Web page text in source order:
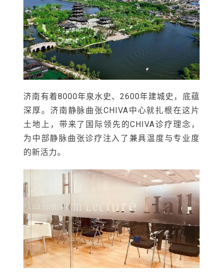
济南有着8000年泉水史、2600年建城史，底蕴
深厚。济南静脉曲张CHIVA中心就扎根在这片
土地上，带来了国际领先的CHIVA诊疗理念，
为中部静脉曲张诊疗注入了兼具温度与专业度
的新活力。